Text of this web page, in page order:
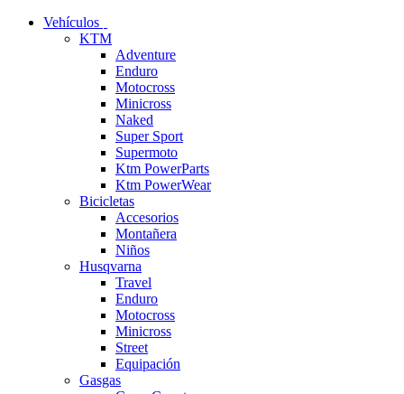
Vehículos
KTM
Adventure
Enduro
Motocross
Minicross
Naked
Super Sport
Supermoto
Ktm PowerParts
Ktm PowerWear
Bicicletas
Accesorios
Montañera
Niños
Husqvarna
Travel
Enduro
Motocross
Minicross
Street
Equipación
Gasgas